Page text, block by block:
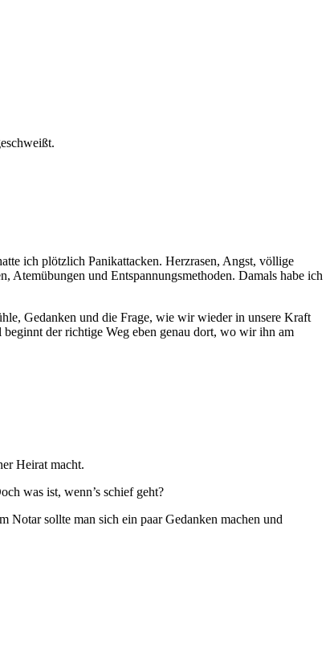
ich plötzlich Panikattacken. Herzrasen, Angst, völlige
Atemübungen und Entspannungsmethoden. Damals habe ich
Gedanken und die Frage, wie wir wieder in unsere Kraft
der richtige Weg eben genau dort, wo wir ihn am
Heirat macht.
was ist, wenn’s schief geht?
Notar sollte man sich ein paar Gedanken machen und